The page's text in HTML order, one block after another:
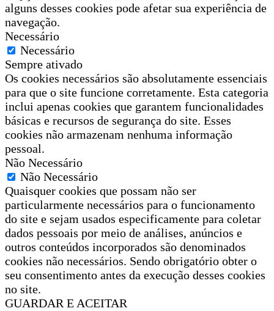
alguns desses cookies pode afetar sua experiência de
navegação.
Necessário
Necessário
Sempre ativado
Os cookies necessários são absolutamente essenciais
para que o site funcione corretamente. Esta categoria
inclui apenas cookies que garantem funcionalidades
básicas e recursos de segurança do site. Esses
cookies não armazenam nenhuma informação
pessoal.
Não Necessário
Não Necessário
Quaisquer cookies que possam não ser
particularmente necessários para o funcionamento
do site e sejam usados especificamente para coletar
dados pessoais por meio de análises, anúncios e
outros conteúdos incorporados são denominados
cookies não necessários. Sendo obrigatório obter o
seu consentimento antes da execução desses cookies
no site.
GUARDAR E ACEITAR